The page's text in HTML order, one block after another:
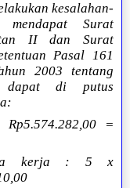
kesalahan-
Surat
II dan Surat
Pasal 161
2003 tentang
dapat di putus
=
kerja : 5 x